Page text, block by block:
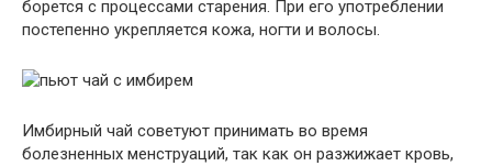
борется с процессами старения. При его употреблении
постепенно укрепляется кожа, ногти и волосы.
Имбирный чай советуют принимать во время
болезненных менструаций, так как он разжижает кровь,